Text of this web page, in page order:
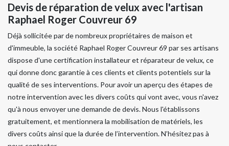
Devis de réparation de velux avec l'artisan
Raphael Roger Couvreur 69
Déjà sollicitée par de nombreux propriétaires de maison et
d'immeuble, la société Raphael Roger Couvreur 69 par ses artisans
dispose d'une certification installateur et réparateur de velux, ce
qui donne donc garantie à ces clients et clients potentiels sur la
qualité de ses interventions. Pour avoir un aperçu des étapes de
notre intervention avec les divers coûts qui vont avec, vous n'avez
qu'à nous envoyer une demande de devis. Nous l'établissons
gratuitement, et mentionnera la mobilisation de matériels, les
divers coûts ainsi que la durée de l’intervention. N’hésitez pas à